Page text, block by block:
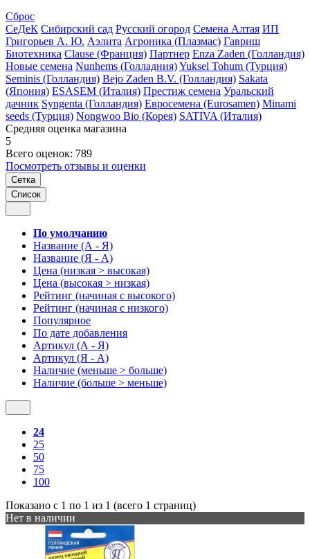
Сброс
СеДеК Сибирский сад Русский огород Семена Алтая ИП
Григорьев А. Ю. Аэлита Агроника (Плазмас) Гавриш
Биотехника Clause (Франция) Партнер Enza Zaden (Голландия)
Новые семена Nunhems (Голладния)Yuksel Tohum (Турция)
Seminis (Голландия) Bejo Zaden B.V. (Голландия) Sakata
(Япония) ESASEM (Италия) Престиж семена Уральский
дачник Syngenta (Голландия) Евросемена (Eurosamen) Minami
seeds (Турция) Nongwoo Bio (Корея) SATIVA (Италия)
Средняя оценка магазина
5
Всего оценок: 789
Посмотреть отзывы и оценки
Сетка
Список
По умолчанию
Название (А - Я)
Название (Я - А)
Цена (низкая > высокая)
Цена (высокая > низкая)
Рейтинг (начиная с высокого)
Рейтинг (начиная с низкого)
Популярное
По дате добавления
Артикул (А - Я)
Артикул (Я - А)
Наличие (меньше > больше)
Наличие (больше > меньше)
24
25
50
75
100
Показано с 1 по 1 из 1 (всего 1 страниц)
Нет в наличии